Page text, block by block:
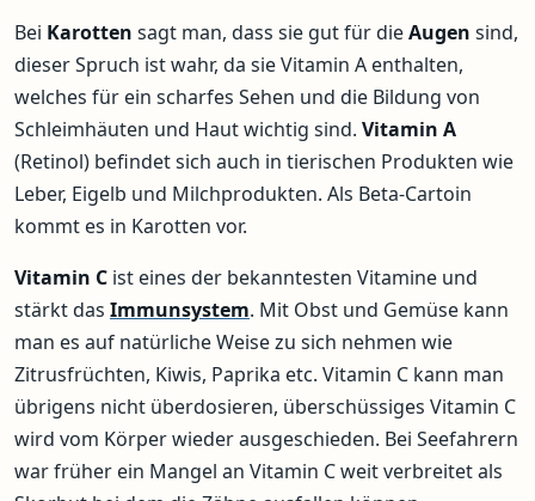
Bei Karotten sagt man, dass sie gut für dieAugen sind,
dieser Spruch ist wahr, da sie Vitamin A enthalten,
welches für ein scharfes Sehen und die Bildung von
Schleimhäuten und Haut wichtig sind. Vitamin A
(Retinol) befindet sich auch in tierischen Produkten wie
Leber, Eigelb und Milchprodukten. Als Beta-Cartoin
kommt es in Karotten vor.
Vitamin C ist eines der bekanntesten Vitamine und
stärkt das Immunsystem. Mit Obst und Gemüse kann
man es auf natürliche Weise zu sich nehmen wie
Zitrusfrüchten, Kiwis, Paprika etc. Vitamin C kann man
übrigens nicht überdosieren, überschüssiges Vitamin C
wird vom Körper wieder ausgeschieden. Bei Seefahrern
war früher ein Mangel an Vitamin C weit verbreitet als